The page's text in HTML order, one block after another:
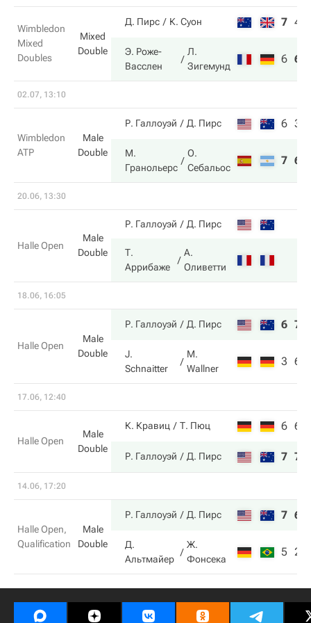
Wimbledon
Mixed
Doubles
Mixed
Double
Д. Пирс К. Суон 7 4
Э. Роже-
Васслен
Л.
Зигемунд
6 6
02.07, 13:10
Wimbledon
ATP
Male
Double
Р. Галлоуэй Д. Пирс 6 3
М.
Гранольерс
О.
Себальос
7 6
20.06, 13:30
Halle Open
Male
Double
Р. Галлоуэй Д. Пирс
Т.
Аррибаже
А.
Оливетти
18.06, 16:05
Halle Open
Male
Double
Р. Галлоуэй Д. Пирс 6 7
J.
Schnaitter
M.
Wallner
3 6
17.06, 12:40
Halle Open
Male
Double
К. Кравиц Т. Пюц 6 6
Р. Галлоуэй Д. Пирс 7 7
14.06, 17:20
Halle Open,
Qualification
Male
Double
Р. Галлоуэй Д. Пирс 7 6
Д.
Альтмайер
Ж.
Фонсека
5 2